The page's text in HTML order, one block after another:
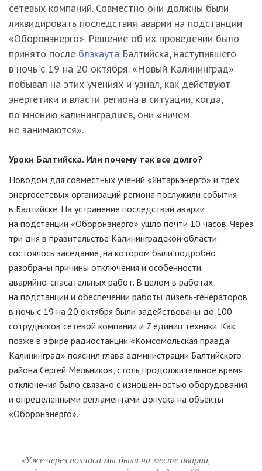
сетевых компаний. Совместно они должны были
ликвидировать последствия аварии на подстанции
«Оборонэнерго». Решение об их проведении было
принято после блэкаута Балтийска, наступившего
в ночь с 19 на 20 октября. «Новый Калининград»
побывал на этих учениях и узнал, как действуют
энергетики и власти региона в ситуации, когда,
по мнению калининградцев, они «ничем
не занимаются».
Уроки Балтийска. Или почему так все долго?
Поводом для совместных учений «Янтарьэнерго» и трех
энергосетевых организаций региона послужили события
в Балтийске. На устранение последствий аварии
на подстанции «Оборонэнерго» ушло почти 10 часов. Через
три дня в правительстве Калининградской области
состоялось заседание, на котором были подробно
разобраны причины отключения и особенности
аварийно-спасательных работ. В целом в работах
на подстанции и обеспечении работы дизель-генераторов
в ночь с 19 на 20 октября были задействованы до 100
сотрудников сетевой компании и 7 единиц техники. Как
позже в эфире радиостанции «Комсомольская правда
Калининград» пояснил глава администрации Балтийского
района Сергей Мельников, столь продолжительное время
отключения было связано с изношенностью оборудования
и определенными регламентами допуска на объекты
«Оборонэнерго».
«Уже через полчаса мы были на месте аварии,